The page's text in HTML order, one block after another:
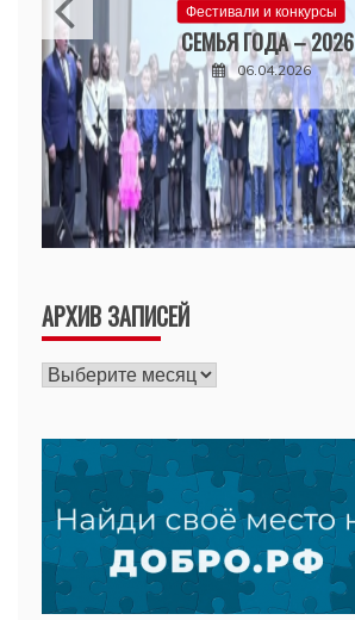
Фестивали и конкурсы
СЕМЬЯ ГОДА – 2026
06.04.2026
АРХИВ ЗАПИСЕЙ
Архив